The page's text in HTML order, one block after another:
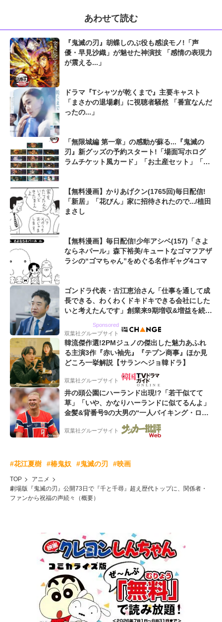
あわせて読む
『鬼滅の刃』胡蝶しのぶ役も感涙モノ!「声
優・早見沙織」が魅せた神演技 「感情の表現力
が震える...」
ドラマ『Tシャツが乾くまで』主要キャスト
「まさかの退場劇」に視聴者騒然 「番宣なんだ
ったの...」
「無限城編 第一章」の感動が蘇る...『鬼滅の
刃』新グッズの予約スタート!「場面写ホログ
ラムチケット風カード」「お土産セット」「75
【無料漫画】かりあげクン(1765回)毎日配信!
「新居」「花びん」家に招待されたので.../植田
まさし
【無料漫画】毎日配信!少年アシベ(157)「さよ
ならネパール」森下裕美/キュートなゴマフアザ
ラシの“ゴマちゃん”をめぐる名作ギャグ4コマ
ゴンドラ代表・古江恵治さん「仕事を通して成
長できる、わくわくドキドキできる会社にした
いと考えたんです」創業来9期増収&増益を続け
Sponsored
双葉社グループサイト
韓流傑作選!2PMジュノの傑出した魅力あふれ
る主演3作『赤い袖先』『テプン商事』ほか見
どころ一挙解説【サランヘジョ韓ドラ】
双葉社グループサイト
井の頭公園にハーランド出現!?「若干似てて
草」「いや、かなりハーランドに似てるんよ」
金髪&背番号9の大男の“一人バイキング・ロ
ー”映像が話題!「元気をもらった」
双葉社グループサイト
#花江夏樹 #椿鬼奴 #鬼滅の刃 #映画
TOP
アニメ
劇場版『鬼滅の刃』公開73日で『千と千尋』超え歴代トップに、関係者・
ファンから祝福の声続々（概要）